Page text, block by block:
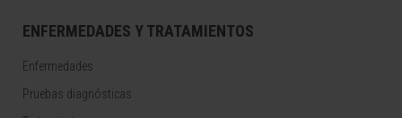
ENFERMEDADES Y TRATAMIENTOS
Enfermedades
Pruebas diagnósticas